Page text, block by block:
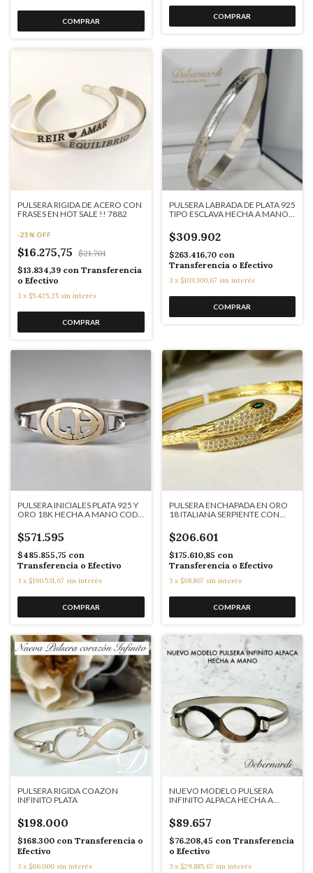
PULSERA RIGIDA DE ACERO CON
FRASES EN HOT SALE !! 7882
-25%OFF
$16.275,75 $21.701
$13.834,39 con Transferencia
o Efectivo
3 x $5.425,25 sin interés
PULSERA LABRADA DE PLATA 925
TIPO ESCLAVA HECHA A MANO
$309.902
$263.416,70 con
Transferencia o Efectivo
3 x $103.300,67 sin interés
PULSERA INICIALES PLATA 925 Y
ORO 18K HECHA A MANO COD:
$571.595
$485.855,75 con
Transferencia o Efectivo
3 x $190.531,67 sin interés
PULSERA ENCHAPADA EN ORO
18 ITALIANA SERPIENTE CON
$206.601
$175.610,85 con
Transferencia o Efectivo
3 x $68.867 sin interés
PULSERA RIGIDA COAZON
INFINITO PLATA
$198.000
$168.300 con Transferencia o
Efectivo
3 x $66.000 sin interés
NUEVO MODELO PULSERA
INFINITO ALPACA HECHA A
$89.657
$76.208,45 con Transferencia
o Efectivo
3 x $29.885,67 sin interés